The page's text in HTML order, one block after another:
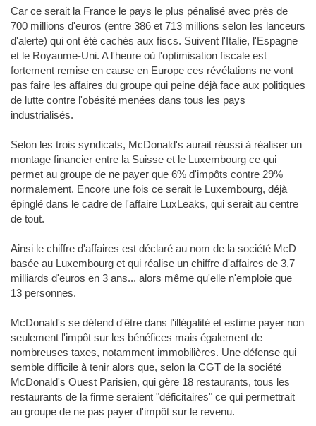
Car ce serait la France le pays le plus pénalisé avec près de
700 millions d'euros (entre 386 et 713 millions selon les lanceurs
d'alerte) qui ont été cachés aux fiscs. Suivent l'Italie, l'Espagne
et le Royaume-Uni. A l'heure où l'optimisation fiscale est
fortement remise en cause en Europe ces révélations ne vont
pas faire les affaires du groupe qui peine déjà face aux politiques
de lutte contre l'obésité menées dans tous les pays
industrialisés.
Selon les trois syndicats, McDonald's aurait réussi à réaliser un
montage financier entre la Suisse et le Luxembourg ce qui
permet au groupe de ne payer que 6% d'impôts contre 29%
normalement. Encore une fois ce serait le Luxembourg, déjà
épinglé dans le cadre de l'affaire LuxLeaks, qui serait au centre
de tout.
Ainsi le chiffre d'affaires est déclaré au nom de la société McD
basée au Luxembourg et qui réalise un chiffre d'affaires de 3,7
milliards d'euros en 3 ans... alors même qu'elle n'emploie que
13 personnes.
McDonald's se défend d'être dans l'illégalité et estime payer non
seulement l'impôt sur les bénéfices mais également de
nombreuses taxes, notamment immobilières. Une défense qui
semble difficile à tenir alors que, selon la CGT de la société
McDonald's Ouest Parisien, qui gère 18 restaurants, tous les
restaurants de la firme seraient "déficitaires" ce qui permettrait
au groupe de ne pas payer d'impôt sur le revenu.